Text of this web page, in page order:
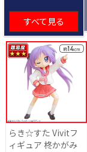
すべて見る
らき☆すた Vivitフ
ィギュア 柊かがみ